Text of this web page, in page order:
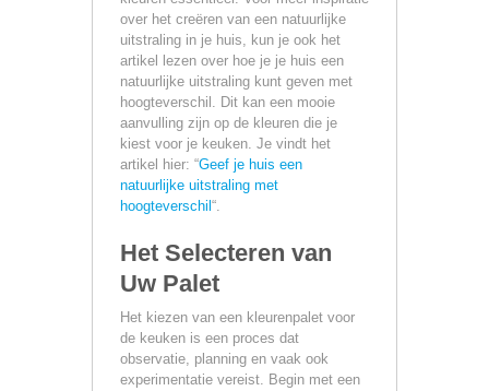
over het creëren van een natuurlijke
uitstraling in je huis, kun je ook het
artikel lezen over hoe je je huis een
natuurlijke uitstraling kunt geven met
hoogteverschil. Dit kan een mooie
aanvulling zijn op de kleuren die je
kiest voor je keuken. Je vindt het
artikel hier: “Geef je huis een
natuurlijke uitstraling met
hoogteverschil “.
Het Selecteren van
Uw Palet
Het kiezen van een kleurenpalet voor
de keuken is een proces dat
observatie, planning en vaak ook
experimentatie vereist. Begin met een